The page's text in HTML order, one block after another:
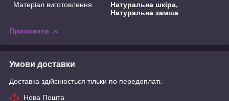
Матеріал виготовлення
Натуральна шкіра,
Натуральна замша
Приховати
Умови доставки
Доставка здійснюється тільки по передоплаті.
Нова Пошта